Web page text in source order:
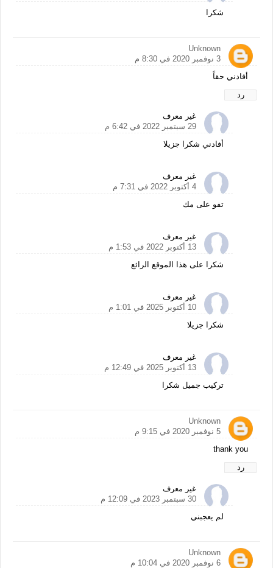
شكرا
Unknown
3 نوفمبر 2020 في 8:30 م
أفادني حقاً
رد
غير معرف
29 سبتمبر 2022 في 6:42 م
أفادني شكرا جزيلا
غير معرف
4 أكتوبر 2022 في 7:31 م
تفو على مك
غير معرف
13 أكتوبر 2022 في 1:53 م
شكرا على هذا الموقع الرائع
غير معرف
10 أكتوبر 2025 في 1:01 م
شكرا جزيلا
غير معرف
13 أكتوبر 2025 في 12:49 م
تركيب جميل شكرا
Unknown
5 نوفمبر 2020 في 9:15 م
thank you
رد
غير معرف
30 سبتمبر 2023 في 12:09 م
لم يعجبني
Unknown
6 نوفمبر 2020 في 10:04 م